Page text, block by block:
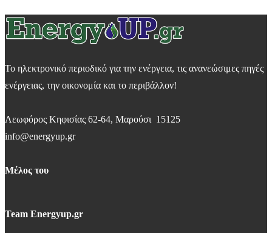
Το ηλεκτρονικό περιοδικό για την ενέργεια, τις ανανεώσιμες πηγές
ενέργειας, την οικονομία και το περιβάλλον!
Λεωφόρος Κηφισίας 62-64, Μαρούσι 15125
info@energyup.gr
Μέλος του
Team Energyup.gr